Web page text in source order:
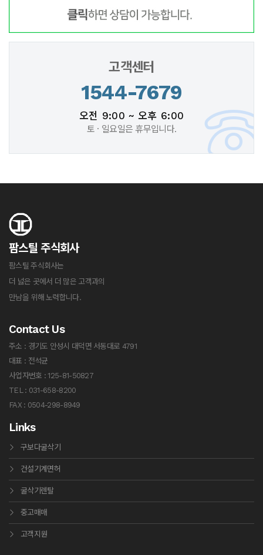
고객센터
1544-7679
오전 9:00 ~ 오후 6:00
토 · 일요일은 휴무입니다.
팜스틸 주식회사
팜스틸 주식회사는
더 넗은 곳에서 더 많은 고객과의
만남을 위해 노력합니다.
Contact Us
주소 : 경기도 안성시 대덕면 서동대로 4791
대표 : 전석균
사업자번호 : 125-81-50827
TEL : 031-658-8200
FAX : 0504-298-8949
Links
구보다굴삭기
건설기계면허
굴삭기렌탈
중고매매
고객지원